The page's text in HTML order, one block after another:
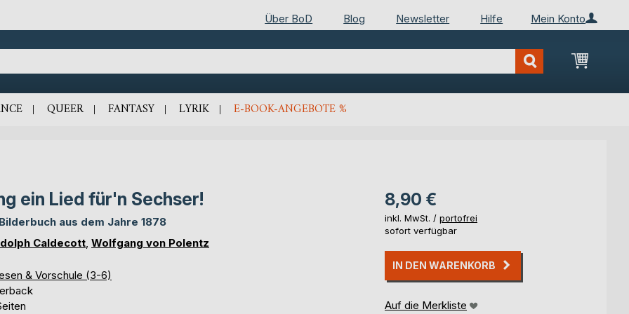
Mein Konto
Über BoD Blog Newsletter Hilfe
Mein
QUEER FANTASY LYRIK E-BOOK-ANGEBOTE %
ein Lied für'n Sechser!
aus dem Jahre 1878
Caldecott Wolfgang von Polentz
& Vorschule (3-6)
8,90 €
inkl. MwSt. / portofrei
sofort verfügbar
IN DEN WARENKORB
Auf die Merkliste